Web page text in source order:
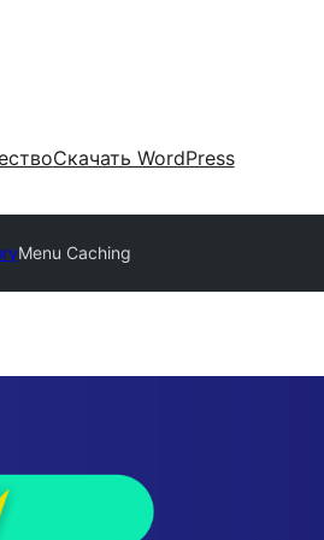
Скачать WordPress
Menu Caching